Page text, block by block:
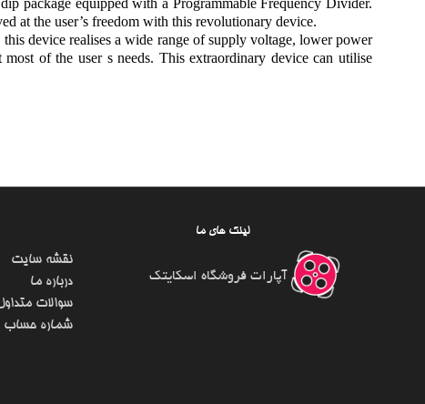
package equipped with a Programmable Frequency Divider.
at the user’s freedom with this revolutionary device.
device realises a wide range of supply voltage, lower power
of the user s needs. This extraordinary device can utilise
نقشه سایت
درباره ما
سوالات
شماره حساب
لینک های ما
آپارات فروشگاه اسکایتک